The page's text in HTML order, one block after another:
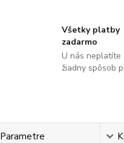
Všetky platby
zadarmo
U nás neplatíte
žiadny spôsob
Parametre